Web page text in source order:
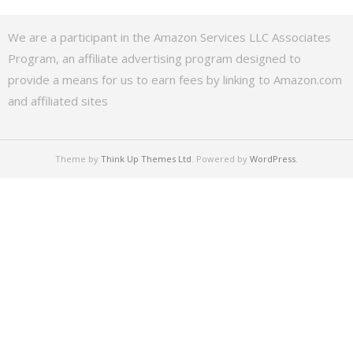
We are a participant in the Amazon Services LLC Associates
Program, an affiliate advertising program designed to
provide a means for us to earn fees by linking to Amazon.com
and affiliated sites
Theme by Think Up Themes Ltd. Powered by WordPress.